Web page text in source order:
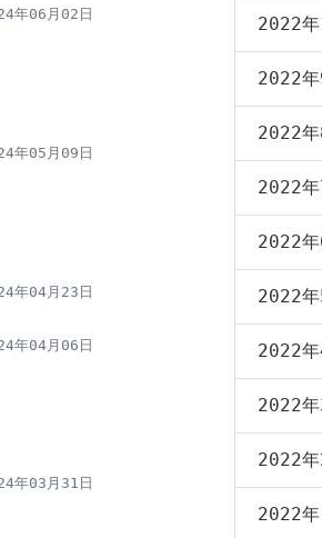
年06月02日
年05月09日
年04月23日
年04月06日
年03月31日
2022
2022
2022
2022
2022
2022
2022
2022
2022
2022